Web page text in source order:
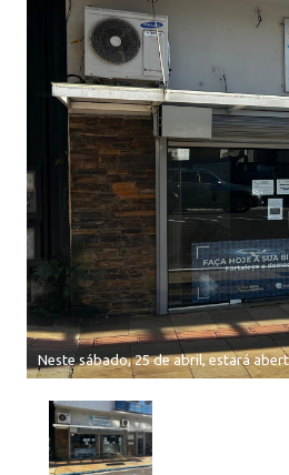
Neste sábado, 25 de abril, estará